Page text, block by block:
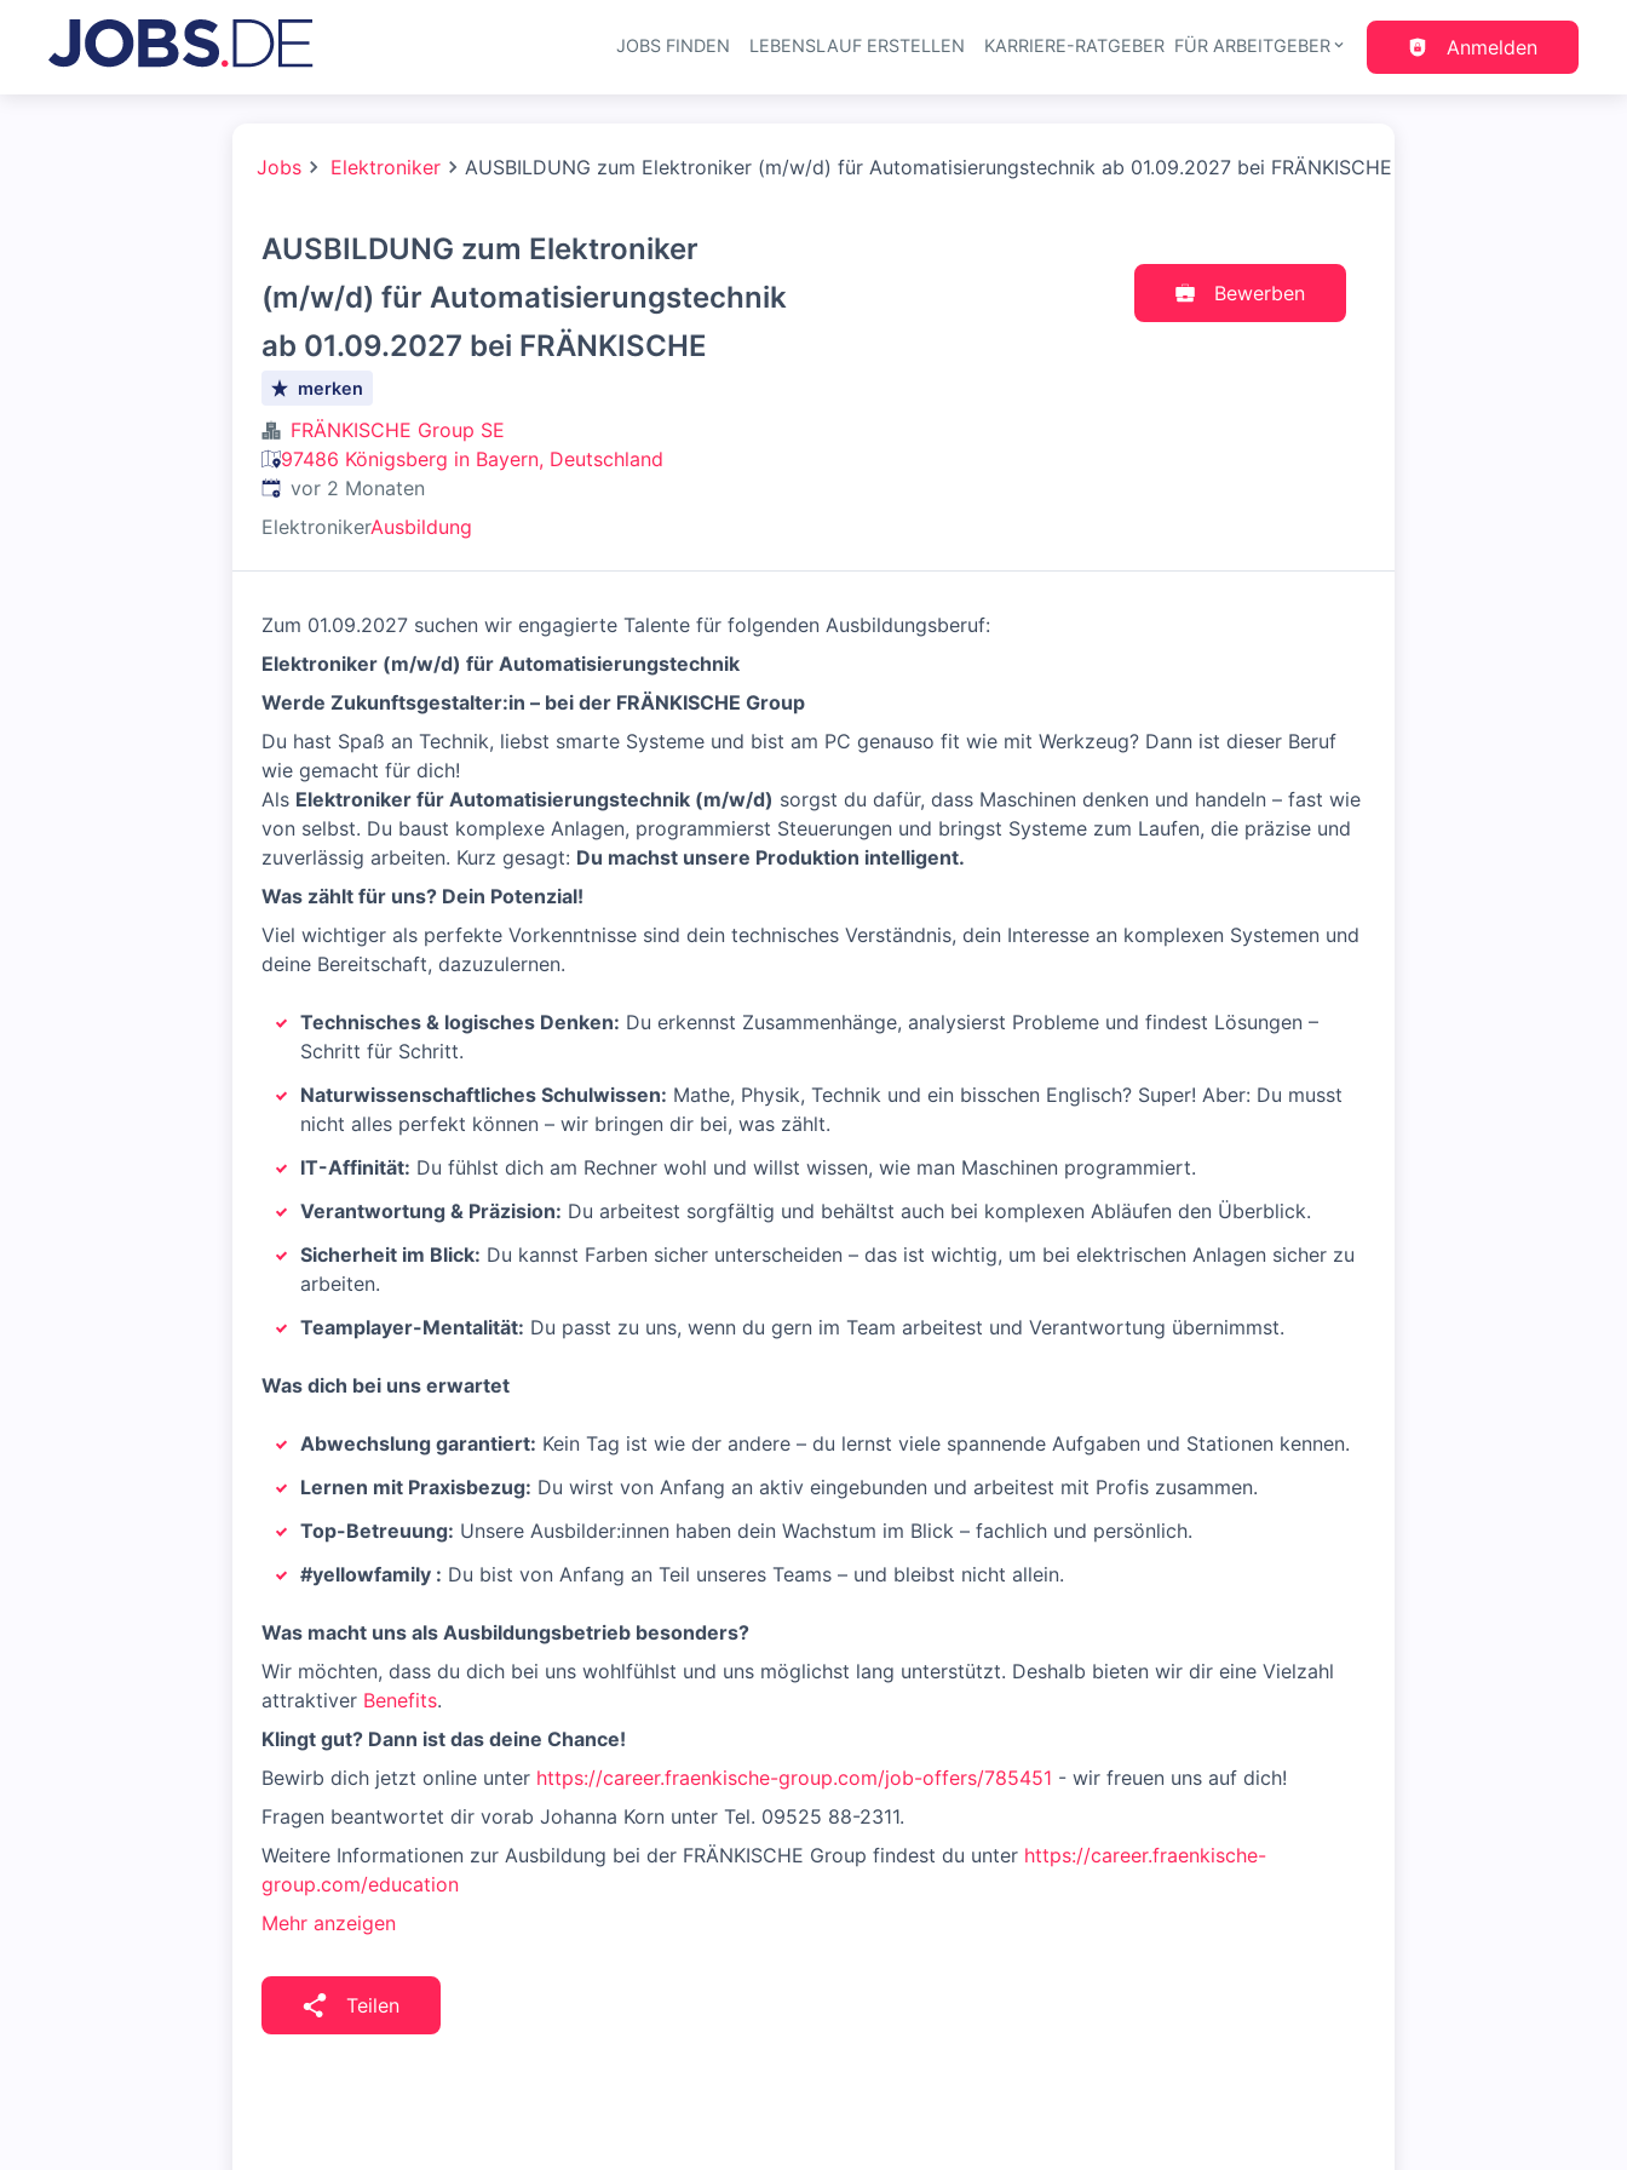
Haupt-Navigation
JOBS FINDEN LEBENSLAUF ERSTELLEN KARRIERE-RATGEBER FÜR ARBEITGEBER Anmelden
Jobs Elektroniker AUSBILDUNG zum Elektroniker (m/w/d) für Automatisierungstechnik ab 01.09.2027 bei FRÄNKISCHE
AUSBILDUNG zum Elektroniker
(m/w/d) für Automatisierungstechnik
ab 01.09.2027 bei FRÄNKISCHE
merken
FRÄNKISCHE Group SE
97486 Königsberg in Bayern, Deutschland
Veröffentlicht:
vor 2 Monaten
ElektronikerAusbildung
Bewerben
Zum 01.09.2027 suchen wir engagierte Talente für folgenden Ausbildungsberuf:
Elektroniker (m/w/d) für Automatisierungstechnik
Werde Zukunftsgestalter:in – bei der FRÄNKISCHE Group
Du hast Spaß an Technik, liebst smarte Systeme und bist am PC genauso fit wie mit Werkzeug? Dann ist dieser Beruf
wie gemacht für dich!
Als Elektroniker für Automatisierungstechnik (m/w/d) sorgst du dafür, dass Maschinen denken und handeln – fast wie
von selbst. Du baust komplexe Anlagen, programmierst Steuerungen und bringst Systeme zum Laufen, die präzise und
zuverlässig arbeiten. Kurz gesagt: Du machst unsere Produktion intelligent.
Was zählt für uns? Dein Potenzial!
Viel wichtiger als perfekte Vorkenntnisse sind dein technisches Verständnis, dein Interesse an komplexen Systemen und
deine Bereitschaft, dazuzulernen.
Technisches & logisches Denken: Du erkennst Zusammenhänge, analysierst Probleme und findest Lösungen –
Schritt für Schritt.
Naturwissenschaftliches Schulwissen: Mathe, Physik, Technik und ein bisschen Englisch? Super! Aber: Du musst
nicht alles perfekt können – wir bringen dir bei, was zählt.
IT-Affinität: Du fühlst dich am Rechner wohl und willst wissen, wie man Maschinen programmiert.
Verantwortung & Präzision: Du arbeitest sorgfältig und behältst auch bei komplexen Abläufen den Überblick.
Sicherheit im Blick: Du kannst Farben sicher unterscheiden – das ist wichtig, um bei elektrischen Anlagen sicher zu
arbeiten.
Teamplayer-Mentalität: Du passt zu uns, wenn du gern im Team arbeitest und Verantwortung übernimmst.
Was dich bei uns erwartet
Abwechslung garantiert: Kein Tag ist wie der andere – du lernst viele spannende Aufgaben und Stationen kennen.
Lernen mit Praxisbezug: Du wirst von Anfang an aktiv eingebunden und arbeitest mit Profis zusammen.
Top-Betreuung: Unsere Ausbilder:innen haben dein Wachstum im Blick – fachlich und persönlich.
#yellowfamily : Du bist von Anfang an Teil unseres Teams – und bleibst nicht allein.
Was macht uns als Ausbildungsbetrieb besonders?
Wir möchten, dass du dich bei uns wohlfühlst und uns möglichst lang unterstützt. Deshalb bieten wir dir eine Vielzahl
attraktiver Benefits.
Klingt gut? Dann ist das deine Chance!
Bewirb dich jetzt online unter https://career.fraenkische-group.com/job-offers/785451 - wir freuen uns auf dich!
Fragen beantwortet dir vorab Johanna Korn unter Tel. 09525 88-2311.
Weitere Informationen zur Ausbildung bei der FRÄNKISCHE Group findest du unter https://career.fraenkische-
group.com/education
Mehr anzeigen
Teilen